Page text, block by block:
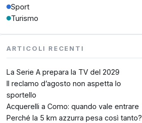
Sport
Turismo
ARTICOLI RECENTI
La Serie A prepara la TV del 2029
Il reclamo d’agosto non aspetta lo
sportello
Acquerelli a Como: quando vale entrare
Perché la 5 km azzurra pesa così tanto?